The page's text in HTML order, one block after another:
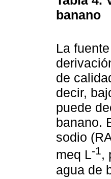
banano
La
de
decir,
puede
banano.
sodio
meq L-1,
agua de